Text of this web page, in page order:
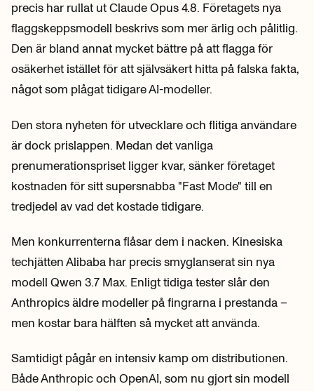
precis har rullat ut Claude Opus 4.8. Företagets nya
flaggskeppsmodell beskrivs som mer ärlig och pålitlig.
Den är bland annat mycket bättre på att flagga för
osäkerhet istället för att självsäkert hitta på falska fakta,
något som plågat tidigare AI-modeller.
Den stora nyheten för utvecklare och flitiga användare
är dock prislappen. Medan det vanliga
prenumerationspriset ligger kvar, sänker företaget
kostnaden för sitt supersnabba "Fast Mode" till en
tredjedel av vad det kostade tidigare.
Men konkurrenterna flåsar dem i nacken. Kinesiska
techjätten Alibaba har precis smyglanserat sin nya
modell Qwen 3.7 Max. Enligt tidiga tester slår den
Anthropics äldre modeller på fingrarna i prestanda –
men kostar bara hälften så mycket att använda.
Samtidigt pågår en intensiv kamp om distributionen.
Både Anthropic och OpenAI, som nu gjort sin modell